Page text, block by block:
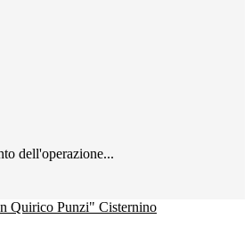
dell'operazione...